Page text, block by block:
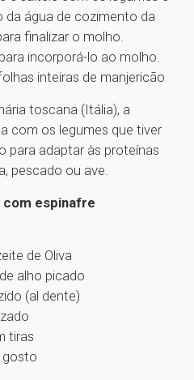
da água de cozimento da
finalizar o molho.
incorporá-lo ao molho.
inteiras de manjericão
toscana (Itália), a
com os legumes que tiver
para adaptar às proteínas
pescado ou ave.
com espinafre
de Oliva
alho picado
(al dente)
tiras
gosto